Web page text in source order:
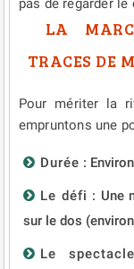
pas de regarder
LA
TRACES DE
Pour mériter la
empruntons une
Durée :
Le défi : Une
sur le dos
Le